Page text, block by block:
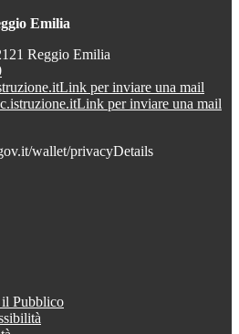
Emilia
Reggio Emilia
Link per inviare una mail
Link per inviare una mail
wallet/privacyDetails
Pubblico